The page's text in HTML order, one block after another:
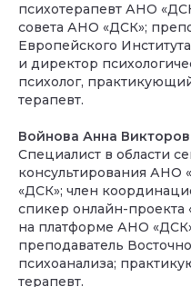
психотерапевт АНО
совета АНО «ДСК»;
Европейского
и директор
психолог,
терапевт.
Войнова Анна
Специалист в области
консультирования АНО
«ДСК»; член
спикер онлайн-проекта
на платформе АНО
преподаватель
психоанализа;
терапевт.